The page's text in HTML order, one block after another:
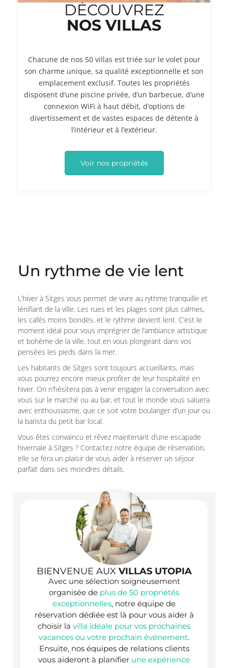
DÉCOUVREZ
NOS VILLAS
Chacune de nos 50 villas est triée sur le volet pour
son charme unique, sa qualité exceptionnelle et son
emplacement exclusif. Toutes les propriétés
disposent d’une piscine privée, d’un barbecue, d’une
connexion WiFi à haut débit, d’options de
divertissement et de vastes espaces de détente à
l’intérieur et à l’extérieur.
Voir nos propriétés
Un rythme de vie lent
L’hiver à Sitges vous permet de vivre au rythme tranquille et
lénifiant de la ville. Les rues et les plages sont plus calmes,
les cafés moins bondés, et le rythme devient lent. C’est le
moment idéal pour vous imprégner de l’ambiance artistique
et bohème de la ville, tout en vous plongeant dans vos
pensées les pieds dans la mer.
Les habitants de Sitges sont toujours accueillants, mais
vous pourrez encore mieux profiter de leur hospitalité en
hiver. On n’hésitera pas à venir engager la conversation avec
vous sur le marché ou au bar, et tout le monde vous saluera
avec enthousiasme, que ce soit votre boulanger d’un jour ou
la barista du petit bar local.
Vous êtes convaincu et rêvez maintenant d’une escapade
hivernale à Sitges ? Contactez notre équipe de réservation,
elle se fera un plaisir de vous aider à réserver un séjour
parfait dans ses moindres détails.
BIENVENUE AUX VILLAS UTOPIA
Avec une sélection soigneusement
organisée de plus de 50 propriétés
exceptionnelles, notre équipe de
réservation dédiée est là pour vous aider à
choisir la villa idéale pour vos prochaines
vacances ou votre prochain événement.
Ensuite, nos équipes de relations clients
vous aideront à planifier une expérience